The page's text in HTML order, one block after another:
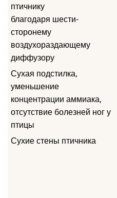
птичнику
благодаря шести-
сторонему
воздухораздающему
диффузору
Сухая подстилка,
уменьшение
концентрации аммиака,
отсутствие болезней ног у
птицы
Сухие стены птичника